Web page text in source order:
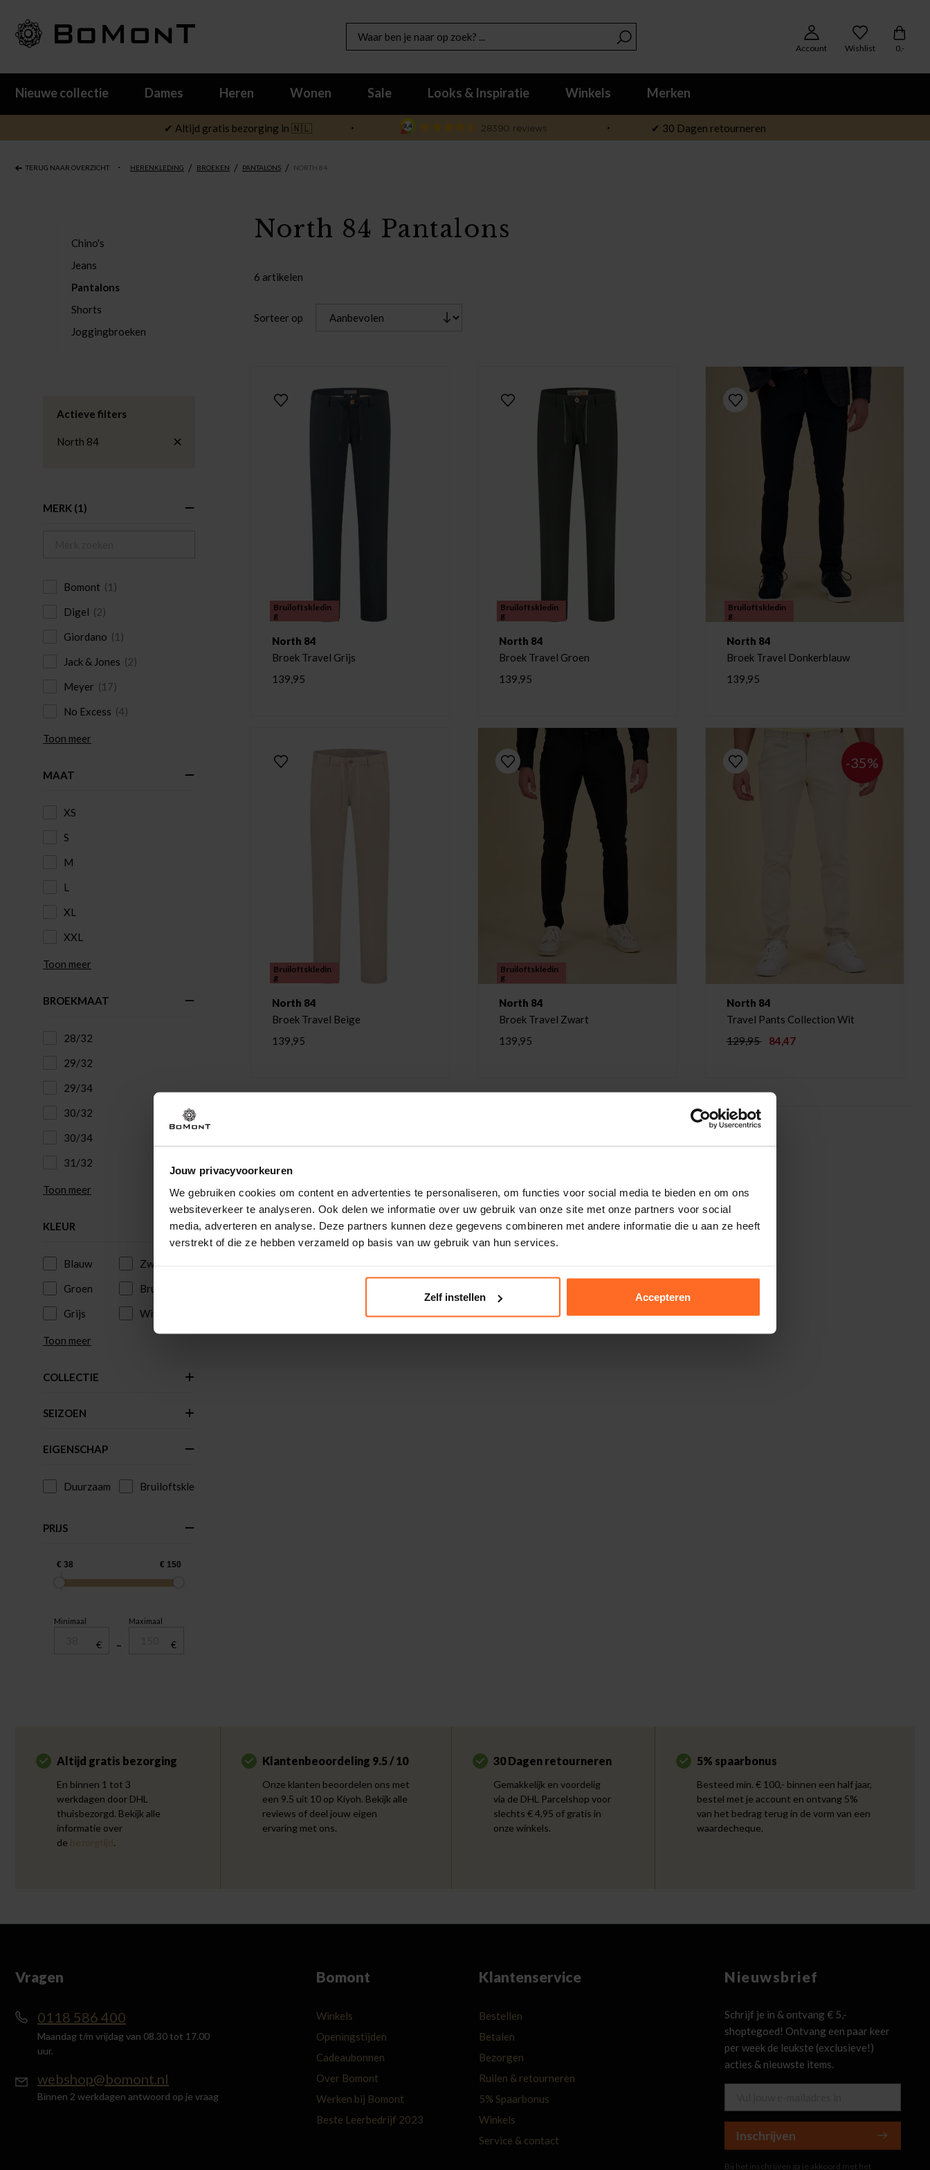
Jouw privacyvoorkeuren
We gebruiken cookies om content en advertenties te personaliseren, om functies voor social media te bieden en om ons
websiteverkeer te analyseren. Ook delen we informatie over uw gebruik van onze site met onze partners voor social
media, adverteren en analyse. Deze partners kunnen deze gegevens combineren met andere informatie die u aan ze heeft
verstrekt of die ze hebben verzameld op basis van uw gebruik van hun services.
Zelf instellen Accepteren
Account Wishlist 0,-
Nieuwe collectie Dames Heren Wonen Sale Looks & Inspiratie Winkels Merken
✔ Altijd gratis bezorging in 🇳🇱 ✔ 30 Dagen retourneren
TERUG NAAR OVERZICHT HERENKLEDING / BROEKEN / PANTALONS / NORTH 84
Chino's
Jeans
Pantalons
Shorts
Joggingbroeken
Actieve filters
North 84
MERK (1)
Bomont (1)
Digel (2)
Giordano (1)
Jack & Jones (2)
Meyer (17)
No Excess (4)
Toon meer
MAAT
XS
S
M
L
XL
XXL
Toon meer
BROEKMAAT
28/32
29/32
29/34
30/32
30/34
31/32
Toon meer
KLEUR
Blauw
Zwart
Groen
Bruin
Grijs
Wit
Toon meer
COLLECTIE
SEIZOEN
EIGENSCHAP
Duurzaam Bruiloftskleding
PRIJS
Minimaal
€ –
Maximaal
€
North 84 Pantalons
6 artikelen
Sorteer op
Bruiloftskledin
g
North 84
Broek Travel Grijs
139,95
Bruiloftskledin
g
North 84
Broek Travel Groen
139,95
Bruiloftskledin
g
North 84
Broek Travel Donkerblauw
139,95
Bruiloftskledin
g
North 84
Broek Travel Beige
139,95
Bruiloftskledin
g
North 84
Broek Travel Zwart
139,95
-35%
North 84
Travel Pants Collection Wit
129,95
84,47
Altijd gratis bezorging
En binnen 1 tot 3
werkdagen door DHL
thuisbezorgd. Bekijk alle
informatie over
de bezorgtijd.
Klantenbeoordeling 9.5 / 10
Onze klanten beoordelen ons met
een 9.5 uit 10 op Kiyoh. Bekijk alle
reviews of deel jouw eigen
ervaring met ons.
30 Dagen retourneren
Gemakkelijk en voordelig
via de DHL Parcelshop voor
slechts € 4,95 of gratis in
onze winkels.
5% spaarbonus
Besteed min. € 100,- binnen een half jaar,
bestel met je account en ontvang 5%
van het bedrag terug in de vorm van een
waardecheque.
Vragen
0118 586 400
Maandag t/m vrijdag van 08.30 tot 17.00
uur.
webshop@bomont.nl
Binnen 2 werkdagen antwoord op je vraag
Bomont
Winkels
Openingstijden
Cadeaubonnen
Over Bomont
Werken bij Bomont
Beste Leerbedrijf 2023
Klantenservice
Bestellen
Betalen
Bezorgen
Ruilen & retourneren
5% Spaarbonus
Winkels
Service & contact
Nieuwsbrief
Schrijf je in & ontvang € 5,-
shoptegoed! Ontvang een paar keer
per week de leukste (exclusieve!)
acties & nieuwste items.
Inschrijven
Bij het inschrijven ga je akkoord met het